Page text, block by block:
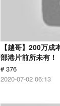
【越哥】200万
部港片前所未有！
# 376
2020-07-02 06:13